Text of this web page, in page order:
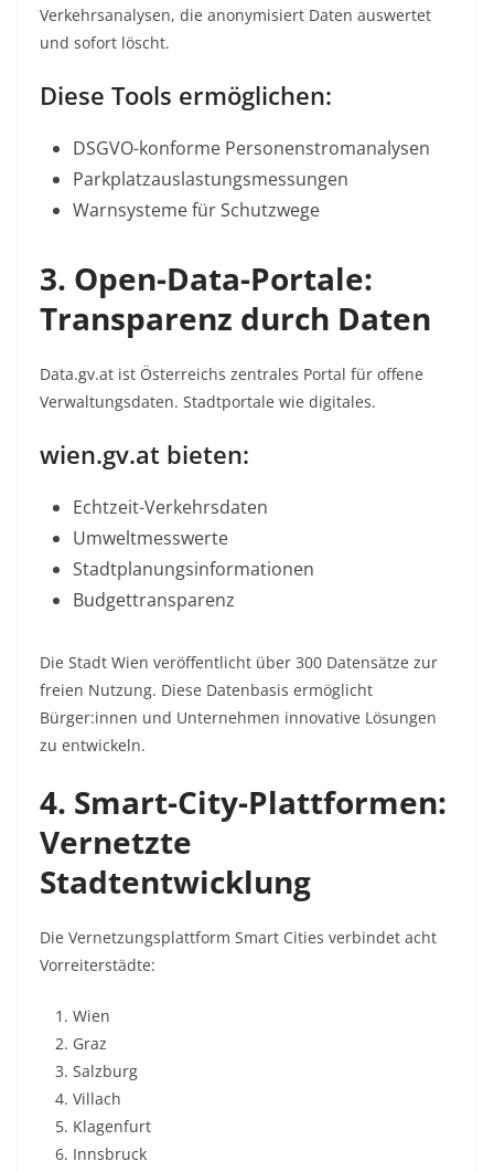
Verkehrsanalysen, die anonymisiert Daten auswertet
und sofort löscht.
Diese Tools ermöglichen:
DSGVO-konforme Personenstromanalysen
Parkplatzauslastungsmessungen
Warnsysteme für Schutzwege
3. Open-Data-Portale:
Transparenz durch Daten
Data.gv.at ist Österreichs zentrales Portal für offene
Verwaltungsdaten. Stadtportale wie digitales.
wien.gv.at bieten:
Echtzeit-Verkehrsdaten
Umweltmesswerte
Stadtplanungsinformationen
Budgettransparenz
Die Stadt Wien veröffentlicht über 300 Datensätze zur
freien Nutzung. Diese Datenbasis ermöglicht
Bürger:innen und Unternehmen innovative Lösungen
zu entwickeln.
4. Smart-City-Plattformen:
Vernetzte
Stadtentwicklung
Die Vernetzungsplattform Smart Cities verbindet acht
Vorreiterstädte:
Wien
Graz
Salzburg
Villach
Klagenfurt
Innsbruck